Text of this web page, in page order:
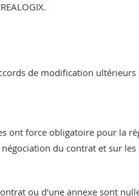
de modification
ont force obligatoire pour la
du contrat et sur
ou d'une annexe sont